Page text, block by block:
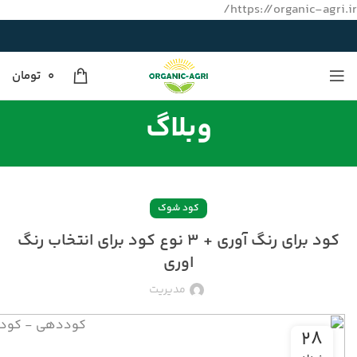
https://organic-agri.ir/
0 تومان
وبلاگ
کود شوک
کود برای رنگ آوری + ۳ نوع کود برای انتخاب رنگ
اوری
مدیریت
۲۸